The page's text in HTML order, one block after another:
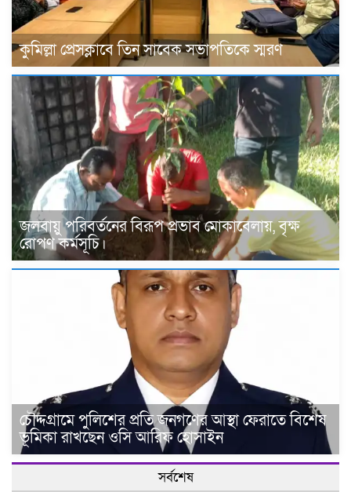
কুমিল্লা প্রেসক্লাবে তিন সাবেক সভাপতিকে স্মরণ
জলবায়ু পরিবর্তনের বিরূপ প্রভাব মোকাবেলায়, বৃক্ষ
রোপণ কর্মসূচি।
চৌদ্দগ্রামে পুলিশের প্রতি জনগণের আস্থা ফেরাতে বিশেষ
ভূমিকা রাখছেন ওসি আরিফ হোসাইন
সর্বশেষ